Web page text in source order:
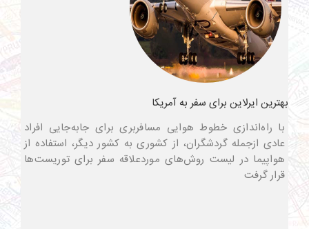
بهترین ایرلاین برای سفر به آمریکا
با راه‌اندازی خطوط هوایی مسافربری برای جابه‌جایی افراد
عادی ازجمله گردشگران، از کشوری به کشور دیگر، استفاده از
هواپیما در لیست روش‌های موردعلاقه سفر برای توریست‌ها
قرار گرفت